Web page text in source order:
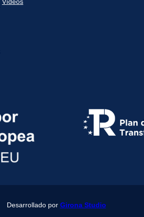
Desarrollado por Girona Studio